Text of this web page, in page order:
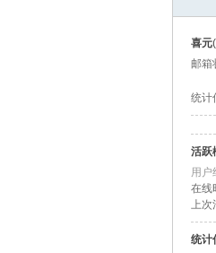
喜元
邮箱
统计
活跃
用户
在线
上次
统计